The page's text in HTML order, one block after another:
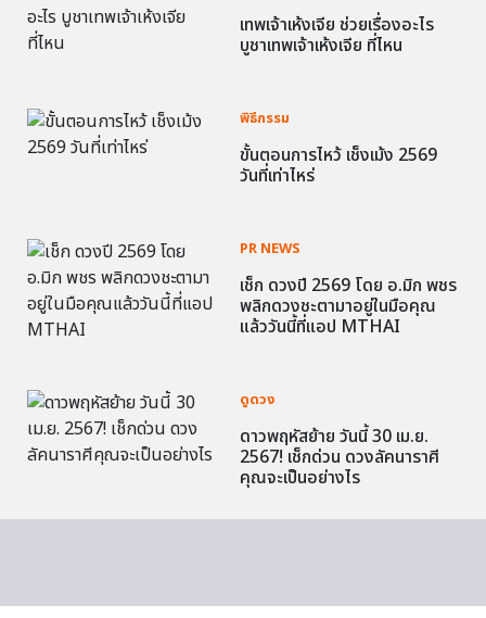
เทพเจ้าเห้งเจีย ช่วยเรื่องอะไร
บูชาเทพเจ้าเห้งเจีย ที่ไหน
พิธีกรรม
ขั้นตอนการไหว้ เช็งเม้ง 2569
วันที่เท่าไหร่
PR NEWS
เช็ก ดวงปี 2569 โดย อ.มิก พชร
พลิกดวงชะตามาอยู่ในมือคุณ
แล้ววันนี้ที่แอป MTHAI
ดูดวง
ดาวพฤหัสย้าย วันนี้ 30 เม.ย.
2567! เช็กด่วน ดวงลัคนาราศี
คุณจะเป็นอย่างไร